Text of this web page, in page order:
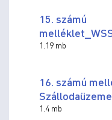
15. számú
1.19 mb
16. számú
1.4 mb